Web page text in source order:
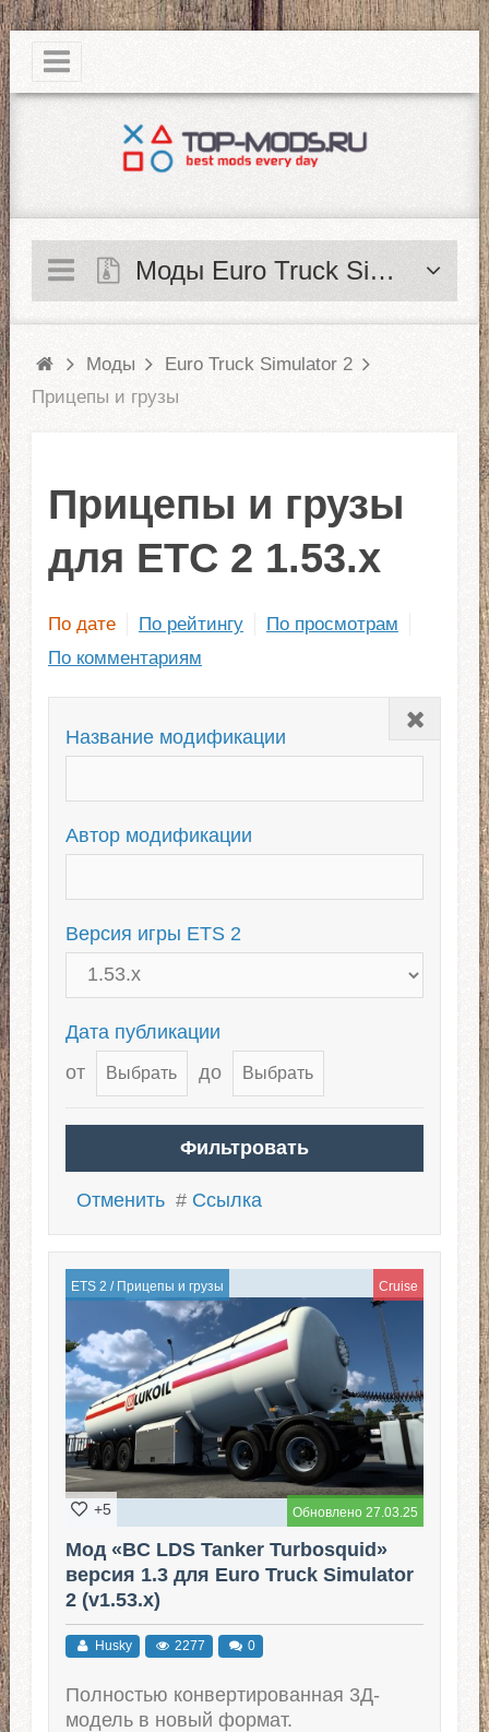
|
Моды Euro Truck Simulator 2
Моды
Euro Truck Simulator 2
Прицепы и грузы
Прицепы и грузы
для ЕТС 2 1.53.x
По дате По рейтингу
По просмотрам
По комментариям
Закрыть
Название модификации
Автор модификации
Версия игры ETS 2
Дата публикации
от
до
Отменить # Ссылка
ETS 2 / Прицепы и грузы Cruise
Обновлено 27.03.25
+5
Мод «BC LDS Tanker Turbosquid»
версия 1.3 для Euro Truck Simulator
2 (v1.53.x)
Husky 2277 0
Полностью конвертированная 3Д-
модель в новый формат.